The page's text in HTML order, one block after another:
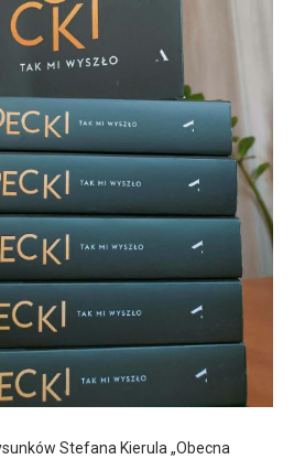
Stefana Kierula „Obecna